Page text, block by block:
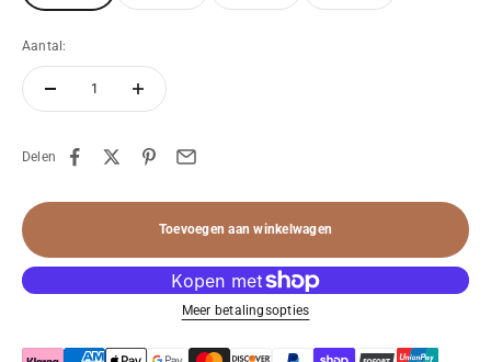
Aantal:
Delen
Toevoegen aan winkelwagen
Meer betalingsopties